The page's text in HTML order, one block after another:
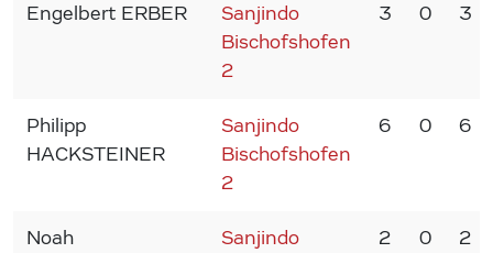
Engelbert ERBER
Sanjindo
Bischofshofen
2
3 0 3
Philipp
HACKSTEINER
Sanjindo
Bischofshofen
2
6 0 6
Noah
Sanjindo
2 0 2